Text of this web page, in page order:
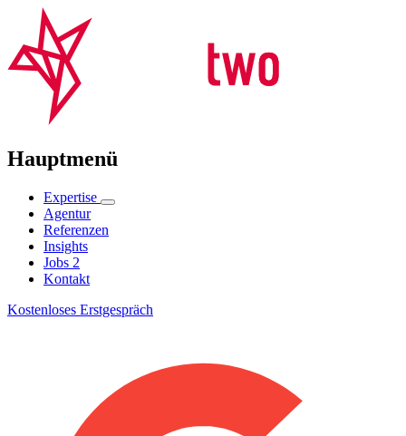
Hauptmenü
Expertise
Agentur
Referenzen
Insights
Jobs 2
Kontakt
Kostenloses Erstgespräch